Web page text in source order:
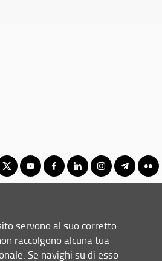
formazione per lo sviluppo sostenibile
Università degli Studi di Firenze UNIFI
P.IVA/Cod.Fis 01279680480
servono al suo corretto
raccolgono alcuna tua
Se navighi su di esso